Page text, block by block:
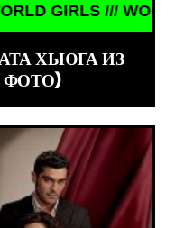
/// WORLD GIRLS
ХЬЮГА ИЗ
ФОТО)